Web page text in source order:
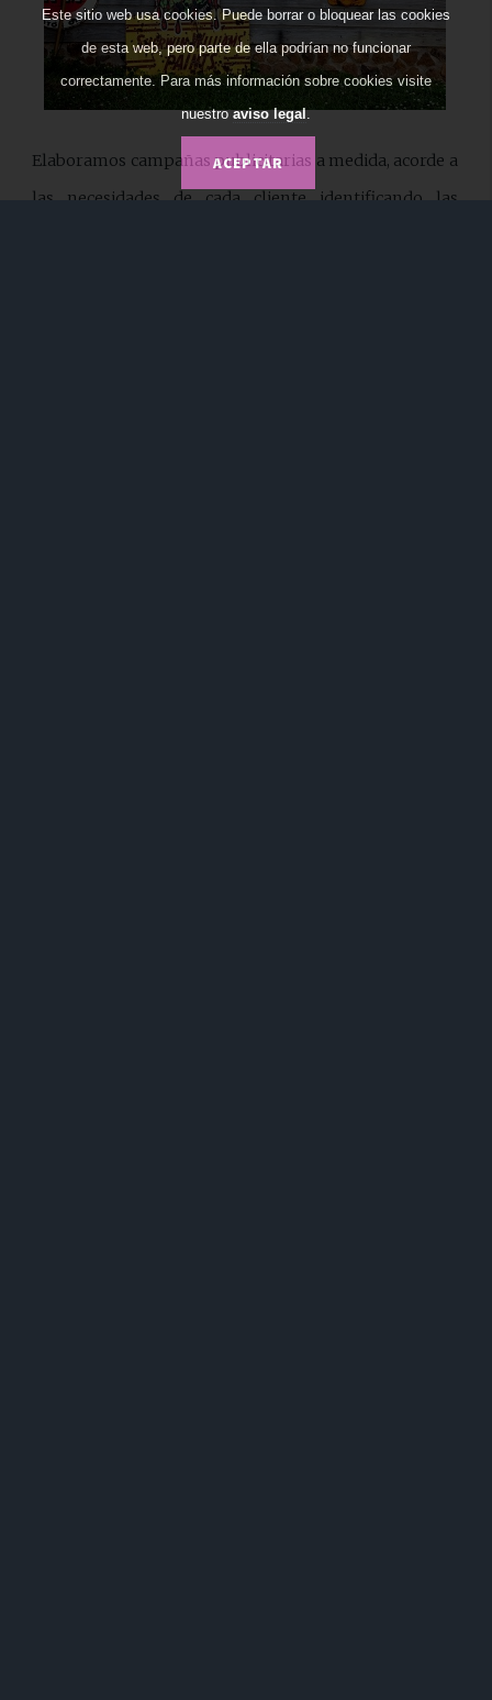
Elaboramos campañas publicitarias a medida, acorde a
las necesidades de cada cliente identificando las
Este sitio web usa cookies. Puede borrar o bloquear las cookies
de esta web, pero parte de ella podrían no funcionar
correctamente. Para más información sobre cookies visite
nuestroaviso legal.